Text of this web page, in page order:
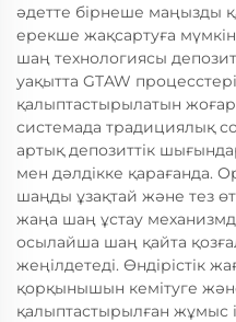
әдетте бірнеше маңызды
ерекше жақсартуға
шаң технологиясы
уақытта GTAW
қалыптастырылатын
системада традициялық
артық депозиттік
мен дәлдікке қарағанда.
шаңды ұзақтай және тез
жаңа шаң ұстау
осылайша шаң қайта
жеңілдетеді. Өндірістік
қорқынышын кемітуге
қалыптастырылған жұмыс